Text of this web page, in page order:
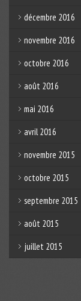
décembre 2016
novembre 2016
octobre 2016
août 2016
mai 2016
avril 2016
novembre 2015
octobre 2015
septembre 2015
août 2015
juillet 2015